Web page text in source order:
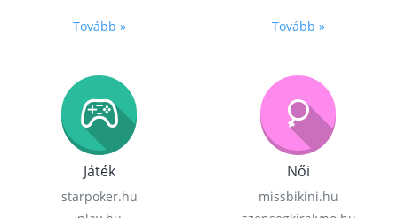
Tovább » Tovább »
Játék
starpoker.hu
Női
missbikini.hu